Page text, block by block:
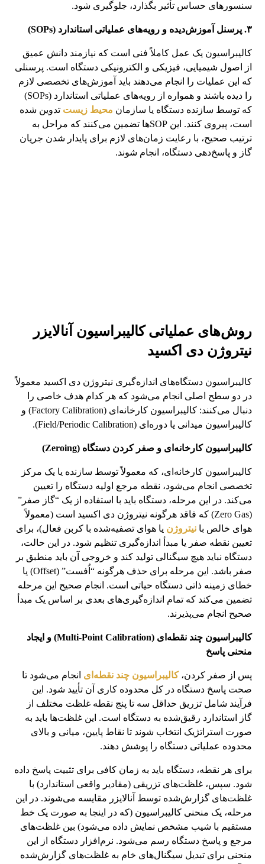
سنسورهای حساس تأثیر بگذارد، جلوگیری شود.
۳. پرسنل آموزش‌دیده و رویه‌های عملیاتی استاندارد (SOPs)
کالیبراسیون یک عمل کاملاً فنی است که نیازمند دانش عمیق
از اصول شیمیایی، فیزیکی و الکترونیکی دستگاه است. پرسنلی
که این عملیات را انجام می‌دهند باید آموزش‌های تخصصی لازم
را دیده باشند و همواره از رویه‌های عملیاتی استاندارد (SOPs)
که توسط سازنده دستگاه یا سازمان محیط زیست تدوین شده
است، پیروی کنند. این SOPها تضمین می‌کنند که مراحل به
ترتیب صحیح، با رعایت زمان‌های لازم برای پایدار شدن جریان
گاز و پاسخ‌دهی دستگاه، انجام شوند.
روش‌های عملیاتی کالیبراسیون آنالایزر
نیتروژن دی اکسید
کالیبراسیون دستگاه‌های اندازه‌گیری نیتروژن دی اکسید معمولاً
در دو سطح اصلی انجام می‌شود که هر کدام هدف خاصی را
دنبال می‌کنند: کالیبراسیون کارخانه‌ای (Factory Calibration) و
کالیبراسیون میدانی یا دوره‌ای (Field/Periodic Calibration).
کالیبراسیون کارخانه‌ای و صفر کردن دستگاه (Zeroing)
کالیبراسیون کارخانه‌ای، که معمولاً توسط سازنده یا یک مرکز
تخصصی انجام می‌شود، نقطه مرجع اولیه دستگاه را تعیین
می‌کند. در این مرحله، دستگاه باید با استفاده از یک “گاز صفر”
(Zero Gas) که فاقد هرگونه نیتروژن دی اکسید است (معمولاً
هوای خالص بانیتروژن یا هوای تصفیه‌شده با کربن فعال)، برای
تعیین نقطه صفر یا مبدأ اندازه‌گیری تنظیم شود. در این حالت،
دستگاه نباید هیچ سیگنالی تولید کند و خروجی آن باید منطبق بر
صفر باشد. این مرحله برای حذف هرگونه “اُفست” (Offset) یا
خطای زمینه ذاتی دستگاه حیاتی است. انجام صحیح این مرحله
تضمین می‌کند که تمام اندازه‌گیری‌های بعدی بر اساس یک مبدأ
صحیح انجام می‌پذیرند.
کالیبراسیون چند نقطه‌ای (Multi-Point Calibration) و ایجاد
منحنی پاسخ
پس از صفر کردن، کالیبراسیون چند نقطه‌ای انجام می‌شود تا
صحت پاسخ دستگاه در کل محدوده کاری آن تأیید شود. این
فرآیند شامل تزریق حداقل سه تا پنج نقطه غلظت مختلف از
گاز استاندارد رقیق‌شده به دستگاه است. این غلظت‌ها باید به
صورت استراتژیک انتخاب شوند تا نقاط پایین، میانی و بالای
محدوده عملیاتی دستگاه را پوشش دهند.
برای هر نقطه، دستگاه باید به زمان کافی برای تثبیت پاسخ داده
شود. سپس، غلظت‌های تزریقی (مقادیر واقعی استاندارد) با
غلظت‌های گزارش‌شده توسط آنالایزر مقایسه می‌شوند. در این
مرحله، یک منحنی کالیبراسیون (که در اینجا به صورت یک خط
مستقیم با شیب مشخص نمایش داده می‌شود) بین غلظت‌های
مرجع و پاسخ دستگاه رسم می‌شود. نرم‌افزار دستگاه از این
منحنی برای تبدیل سیگنال‌های خام به غلظت‌های گزارش‌شده